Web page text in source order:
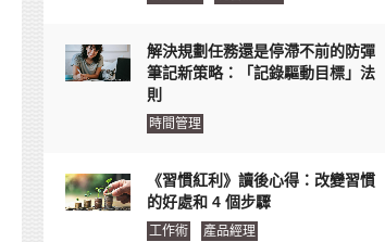
解決規劃任務還是停滯不前的防彈
筆記新策略：「記錄驅動目標」法
則
時間管理
《習慣紅利》讀後心得：改變習慣
的好處和 4 個步驟
工作術 產品經理